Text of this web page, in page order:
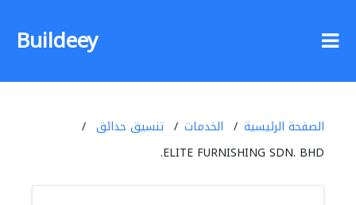
Buildeey
الصفحة الرئيسية الخدمات
تنسيق حدائق
ELITE FURNISHING SDN. BHD.